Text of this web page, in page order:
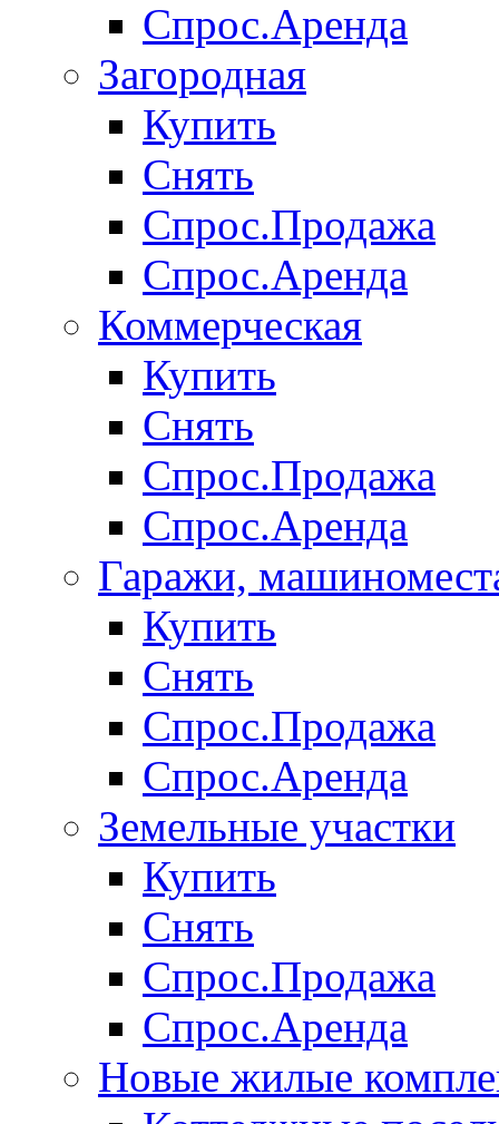
Спрос.Аренда
Загородная
Купить
Снять
Спрос.Продажа
Спрос.Аренда
Коммерческая
Купить
Снять
Спрос.Продажа
Спрос.Аренда
Гаражи,
Купить
Снять
Спрос.Продажа
Спрос.Аренда
Земельные участки
Купить
Снять
Спрос.Продажа
Спрос.Аренда
Новые жилые